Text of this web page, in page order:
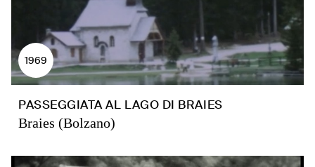
1969
PASSEGGIATA AL LAGO DI BRAIES
Braies (Bolzano)